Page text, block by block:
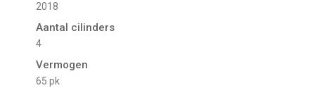
2018
Aantal cilinders
4
Vermogen
65 pk